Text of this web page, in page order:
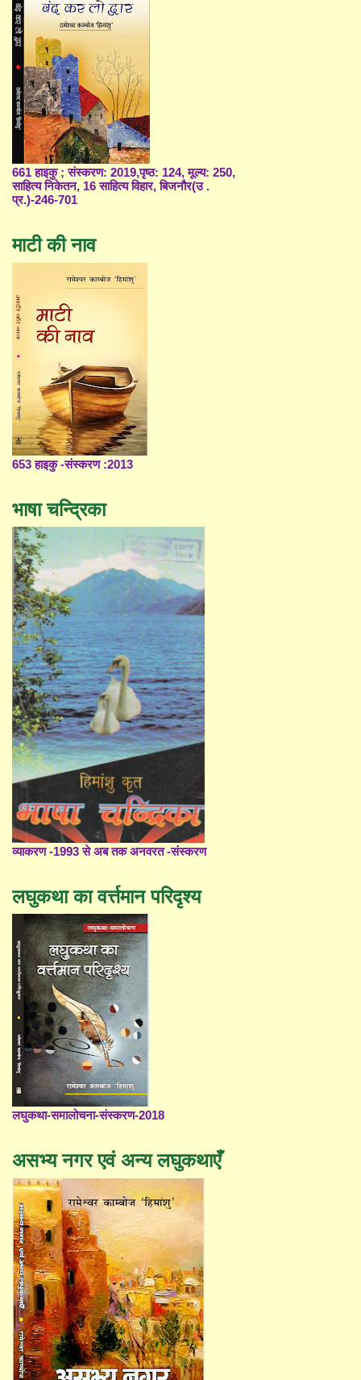
661 हाइकु ; संस्करण: 2019,पृष्ठ: 124, मूल्य: 250,
साहित्य निकेतन, 16 साहित्य विहार, बिजनौर(उ .
प्र.)-246-701
माटी की नाव
653 हाइकु -संस्करण :2013
भाषा चन्द्रिका
व्याकरण -1993 से अब तक अनवरत -संस्करण
लघुकथा का वर्त्तमान परिदृश्य
लघुकथा-समालोचना-संस्करण-2018
असभ्य नगर एवं अन्य लघुकथाएँ